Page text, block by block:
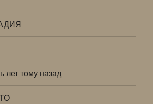
лет тому назад